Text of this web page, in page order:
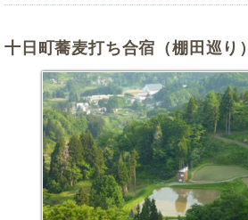
十日町蕎麦打ち合宿（棚田巡り）